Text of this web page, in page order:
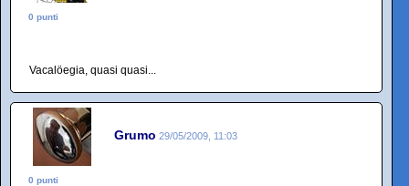
0 punti
Vacalöegia, quasi quasi...
Grumo 29/05/2009, 11:03
0 punti